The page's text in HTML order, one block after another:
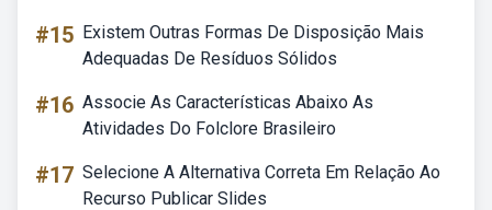
#15 Existem Outras Formas De Disposição Mais
Adequadas De Resíduos Sólidos
#16 Associe As Características Abaixo As
Atividades Do Folclore Brasileiro
#17 Selecione A Alternativa Correta Em Relação Ao
Recurso Publicar Slides